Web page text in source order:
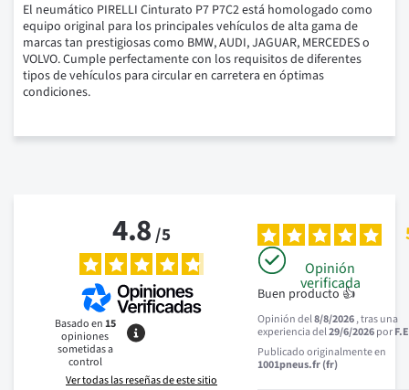
El neumático PIRELLI Cinturato P7 P7C2 está homologado como
equipo original para los principales vehículos de alta gama de
marcas tan prestigiosas como BMW, AUDI, JAGUAR, MERCEDES o
VOLVO. Cumple perfectamente con los requisitos de diferentes
tipos de vehículos para circular en carretera en óptimas
condiciones.
4.8/5
Basado en15
opiniones
sometidas a
control
Ver todas las reseñas de este sitio
Opinión
verificada
Buen producto 👍
Opinión del8/8/2026, tras una
experiencia del29/6/2026por
Publicado originalmente en
1001pneus.fr (fr)